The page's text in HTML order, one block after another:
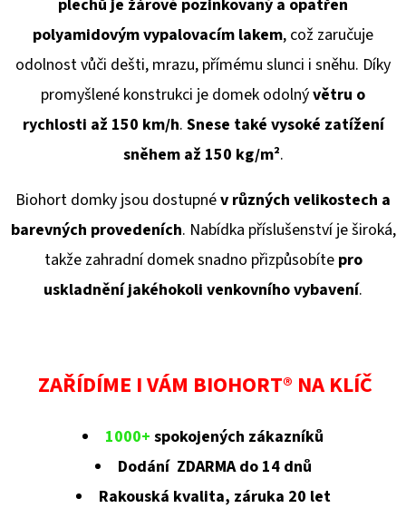
plechů je žárově pozinkovaný a opatřen
polyamidovým vypalovacím lakem, což zaručuje
odolnost vůči dešti, mrazu, přímému slunci i sněhu. Díky
promyšlené konstrukci je domek odolnývětru o
rychlosti až 150 km/h. Snese také vysoké zatížení
sněhem až 150 kg/m².
Biohort domky jsou dostupnév různých velikostech a
barevných provedeních. Nabídka příslušenství je široká,
takže zahradní domek snadno přizpůsobíte pro
uskladnění jakéhokoli venkovního vybavení.
ZAŘÍDÍME I VÁM BIOHORT® NA KLÍČ
1000+ spokojených zákazníků
Dodání ZDARMA do 14 dnů
Rakouská kvalita, záruka 20 let